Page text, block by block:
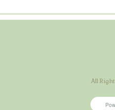
All